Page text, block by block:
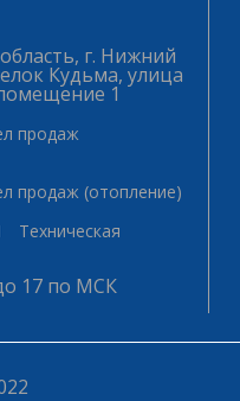
г. Нижний
Кудьма, улица
1
продаж
продаж (отопление)
Техническая
17 по МСК